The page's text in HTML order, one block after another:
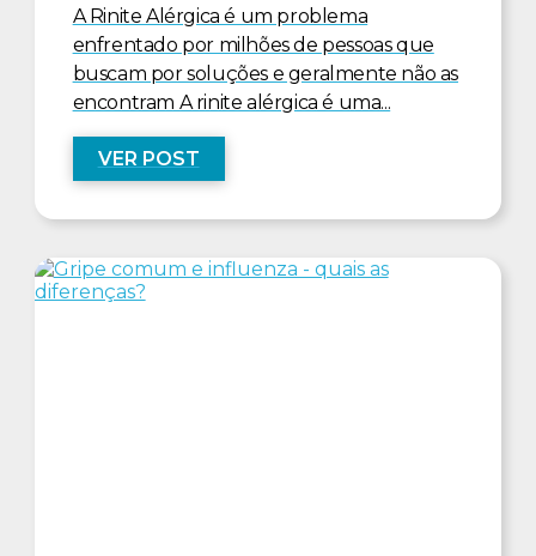
A Rinite Alérgica é um problema
enfrentado por milhões de pessoas que
buscam por soluções e geralmente não as
encontram A rinite alérgica é uma...
VER POST